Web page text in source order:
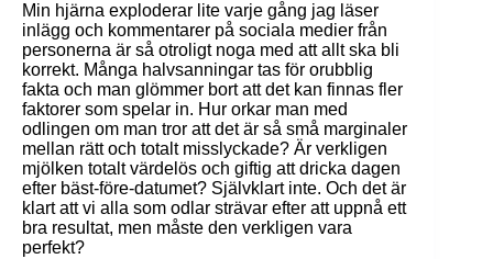
Min hjärna exploderar lite varje gång jag läser
inlägg och kommentarer på sociala medier från
personerna är så otroligt noga med att allt ska bli
korrekt. Många halvsanningar tas för orubblig
fakta och man glömmer bort att det kan finnas fler
faktorer som spelar in. Hur orkar man med
odlingen om man tror att det är så små marginaler
mellan rätt och totalt misslyckade? Är verkligen
mjölken totalt värdelös och giftig att dricka dagen
efter bäst-före-datumet? Självklart inte. Och det är
klart att vi alla som odlar strävar efter att uppnå ett
bra resultat, men måste den verkligen vara
perfekt?